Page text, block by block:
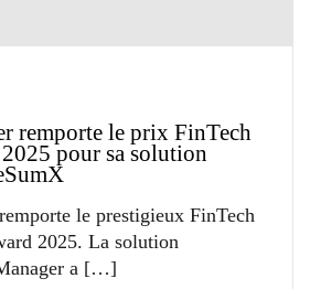
remporte le prix FinTech
pour sa solution
le prestigieux FinTech
2025. La solution
a